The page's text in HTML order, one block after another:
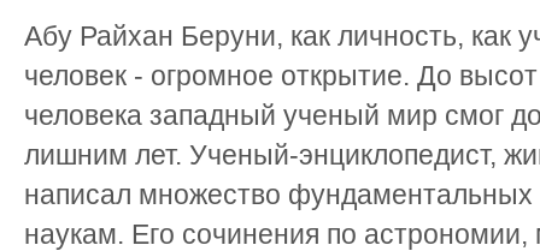
Абу Райхан Беруни, как личность, как
человек - огромное открытие. До
человека западный ученый мир смог
лишним лет. Ученый-энциклопедист,
написал множество
наукам. Его сочинения по астрономии,